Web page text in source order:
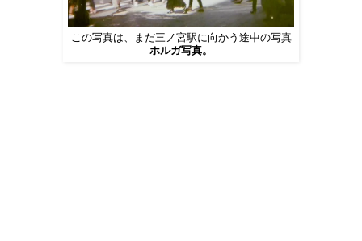
この写真は、まだ三ノ宮駅に向かう途中の写真
ホルガ写真。